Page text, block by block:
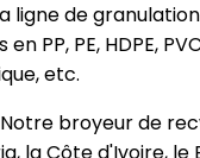
de
PE, HDPE,
etc.
broyeur de